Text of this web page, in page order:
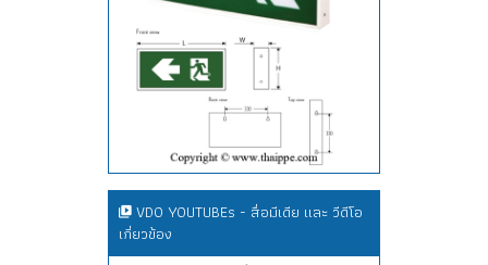
VDO YOUTUBEs - สื่อมีเดีย และ วีดีโอ
เกี่ยวข้อง